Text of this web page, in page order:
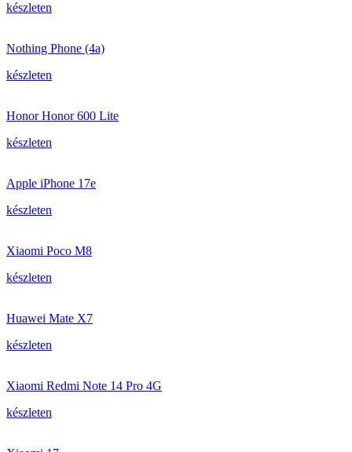
készleten
Nothing Phone (4a)
készleten
Honor Honor 600 Lite
készleten
Apple iPhone 17e
készleten
Xiaomi Poco M8
készleten
Huawei Mate X7
készleten
Xiaomi Redmi Note 14 Pro 4G
készleten